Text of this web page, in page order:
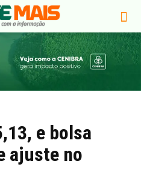
e bolsa
ajuste no